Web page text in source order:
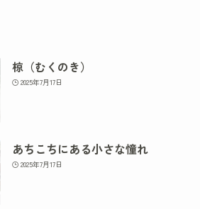
椋（むくのき）
2025年7月17日
あちこちにある小さな憧れ
2025年7月17日